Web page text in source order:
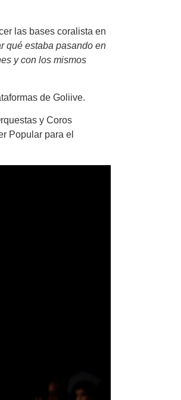
las bases coralista en
qué estaba pasando en
y con los mismos
de Goliive.
y Coros
Popular para el